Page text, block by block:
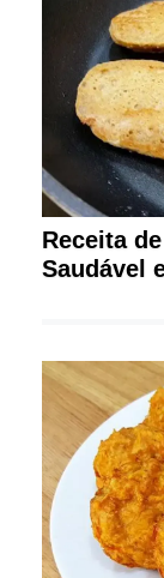
Receita
Saudável